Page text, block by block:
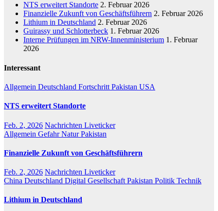
NTS erweitert Standorte 2. Februar 2026
Finanzielle Zukunft von Geschäftsführern 2. Februar 2026
Lithium in Deutschland 2. Februar 2026
Guirassy und Schlotterbeck 1. Februar 2026
Interne Prüfungen im NRW-Innenministerium 1. Februar
2026
Interessant
Allgemein Deutschland Fortschritt Pakistan USA
NTS erweitert Standorte
Feb. 2, 2026 Nachrichten Liveticker
Allgemein GefahrNaturPakistan
Finanzielle Zukunft von Geschäftsführern
Feb. 2, 2026 Nachrichten Liveticker
China Deutschland Digital Gesellschaft Pakistan Politik Technik
Lithium in Deutschland